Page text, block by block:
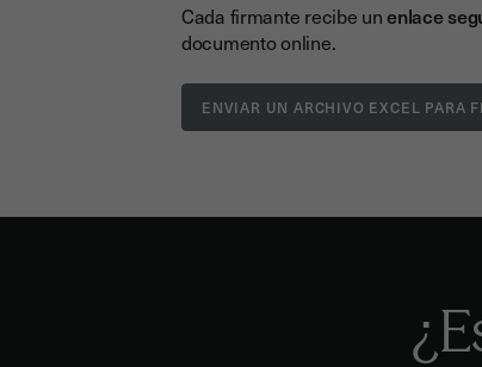
Cada firmante recibe unenlace
documento online.